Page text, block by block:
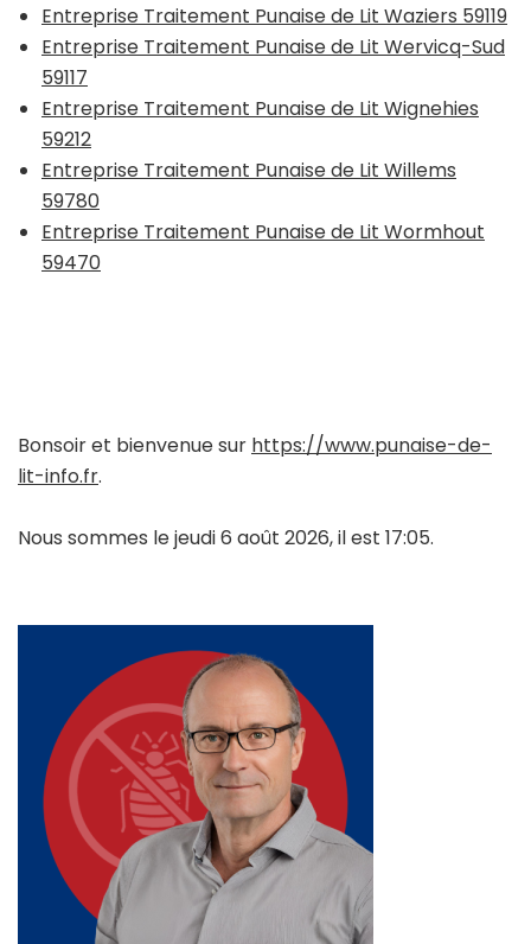
Entreprise Traitement Punaise de Lit Waziers 59119
Entreprise Traitement Punaise de Lit Wervicq-Sud
59117
Entreprise Traitement Punaise de Lit Wignehies
59212
Entreprise Traitement Punaise de Lit Willems
59780
Entreprise Traitement Punaise de Lit Wormhout
59470
Bonsoir et bienvenue sur https://www.punaise-de-
lit-info.fr.
Nous sommes le jeudi 6 août 2026, il est 17:05.